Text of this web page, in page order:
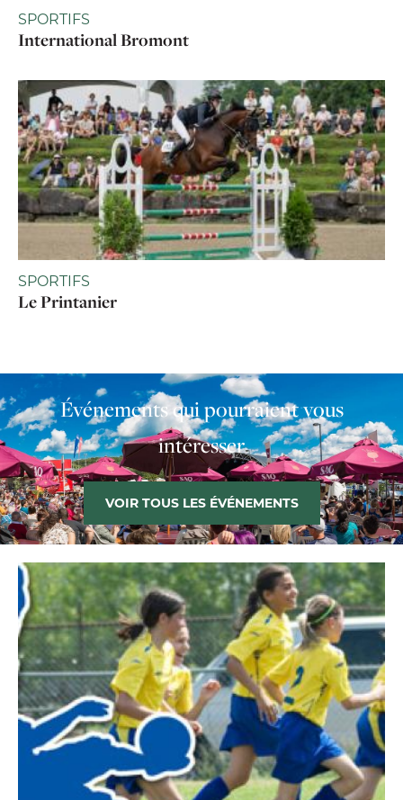
SPORTIFS
International Bromont
SPORTIFS
Le Printanier
Événements qui pourraient vous
intéresser
VOIR TOUS LES ÉVÉNEMENTS